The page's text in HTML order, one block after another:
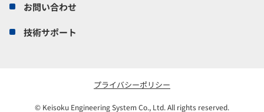
お問い合わせ
技術サポート
プライバシーポリシー
© Keisoku Engineering System Co., Ltd. All rights reserved.